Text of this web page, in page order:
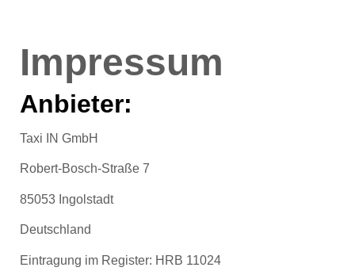
Impressum
Anbieter:
Taxi IN GmbH
Robert-Bosch-Straße 7
85053 Ingolstadt
Deutschland
Eintragung im Register: HRB 11024